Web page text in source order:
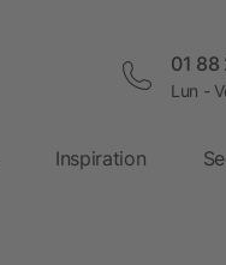
01 88
Lun -
Inspiration